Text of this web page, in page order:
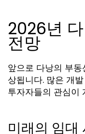
2026년
전망
앞으로 다낭의 부
상됩니다. 많은 개
투자자들의 관심이
미래의 임대